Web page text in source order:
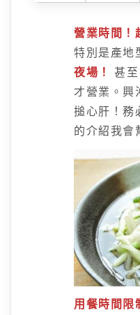
營業時間！
特別是產地
夜場！
甚
才營業。興
搥心肝！務
的介紹我會
用餐時間限